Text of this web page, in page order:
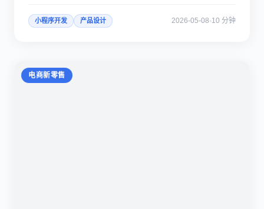
小程序开发 产品设计 2026-05-08·10 分钟
电商新零售